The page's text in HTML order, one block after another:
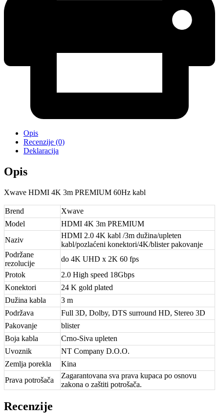
Opis
Recenzije (0)
Deklaracija
Opis
Xwave HDMI 4K 3m PREMIUM 60Hz kabl
Brend
Xwave
Model
HDMI 4K 3m PREMIUM
Naziv
HDMI 2.0 4K kabl /3m dužina/upleten
kabl/pozlaćeni konektori/4K/blister pakovanje
Podržane
rezolucije
do 4K UHD x 2K 60 fps
Protok
2.0 High speed 18Gbps
Konektori
24 K gold plated
Dužina kabla
3 m
Podržava
Full 3D, Dolby, DTS surround HD, Stereo 3D
Pakovanje
blister
Boja kabla
Crno-Siva upleten
Uvoznik
NT Company D.O.O.
Zemlja porekla
Kina
Prava potrošača
Zagarantovana sva prava kupaca po osnovu
zakona o zaštiti potrošača.
Recenzije